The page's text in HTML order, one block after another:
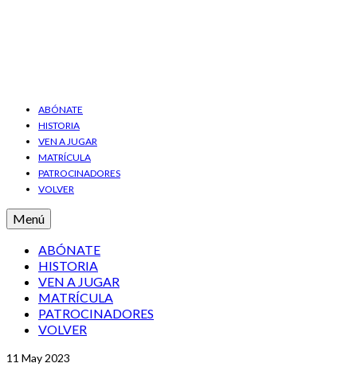
ABÓNATE
HISTORIA
VEN A JUGAR
MATRÍCULA
PATROCINADORES
VOLVER
Menú
ABÓNATE
HISTORIA
VEN A JUGAR
MATRÍCULA
PATROCINADORES
VOLVER
11 May 2023